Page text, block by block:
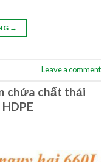
→
Leave a comment
chứa chất thải